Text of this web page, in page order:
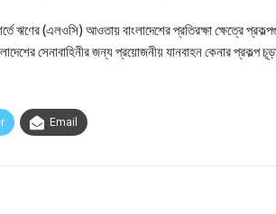
ঋণের (এলওসি) আওতায় বাংলাদেশের প্রতিরক্ষা ক্ষেত্রে
সেনাবাহিনীর জন্য প্রয়োজনীয় যানবাহন কেনার প্রকল্প
Email